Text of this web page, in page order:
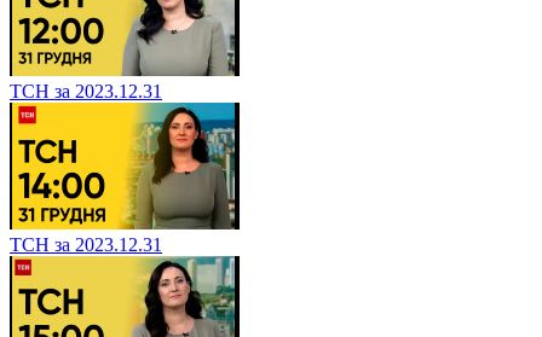
ТСН за 2023.12.31
ТСН за 2023.12.31